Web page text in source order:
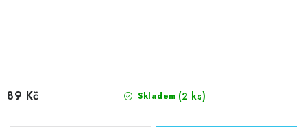
Skladem (2 ks)
89 Kč